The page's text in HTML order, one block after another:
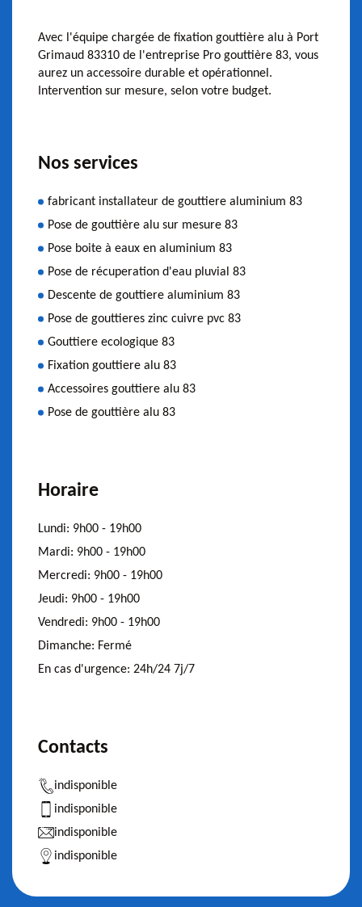
Avec l'équipe chargée de fixation gouttière alu à Port
Grimaud 83310 de l'entreprise Pro gouttière 83, vous
aurez un accessoire durable et opérationnel.
Intervention sur mesure, selon votre budget.
Nos services
fabricant installateur de gouttiere aluminium 83
Pose de gouttière alu sur mesure 83
Pose boite à eaux en aluminium 83
Pose de récuperation d'eau pluvial 83
Descente de gouttiere aluminium 83
Pose de gouttieres zinc cuivre pvc 83
Gouttiere ecologique 83
Fixation gouttiere alu 83
Accessoires gouttiere alu 83
Pose de gouttière alu 83
Horaire
Lundi: 9h00 - 19h00
Mardi: 9h00 - 19h00
Mercredi: 9h00 - 19h00
Jeudi: 9h00 - 19h00
Vendredi: 9h00 - 19h00
Dimanche: Fermé
En cas d'urgence: 24h/24 7j/7
Contacts
indisponible
indisponible
indisponible
indisponible